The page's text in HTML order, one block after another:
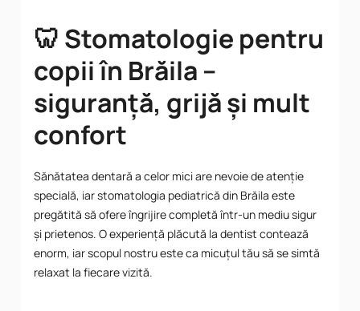
🦷 Stomatologie pentru
copii în Brăila –
siguranță, grijă și mult
confort
Sănătatea dentară a celor mici are nevoie de atenție
specială, iar stomatologia pediatrică din Brăila este
pregătită să ofere îngrijire completă într-un mediu sigur
și prietenos. O experiență plăcută la dentist contează
enorm, iar scopul nostru este ca micuțul tău să se simtă
relaxat la fiecare vizită.